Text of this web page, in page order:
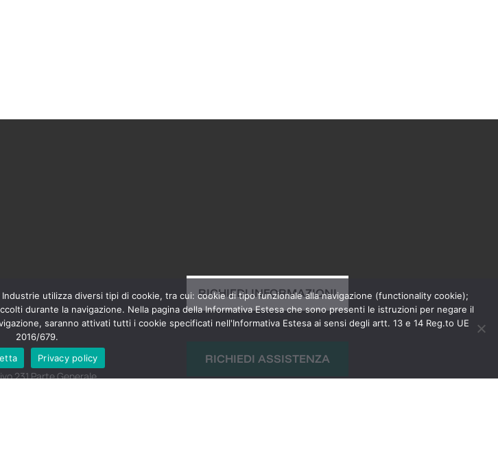
231 Parte Generale
RICHIEDI INFORMAZIONI
RICHIEDI ASSISTENZA
utilizza diversi tipi di cookie, tra cui: cookie di tipo funzionale alla navigazione (functionality cookie);
durante la navigazione. Nella pagina della Informativa Estesa che sono presenti le istruzioni per negare il
saranno attivati tutti i cookie specificati nell'Informativa Estesa ai sensi degli artt. 13 e 14 Reg.to UE
2016/679.
Privacy policy